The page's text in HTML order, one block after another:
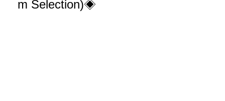
m Selection)◈